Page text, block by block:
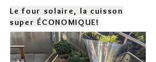
Le four solaire, la cuisson
super ÉCONOMIQUE!